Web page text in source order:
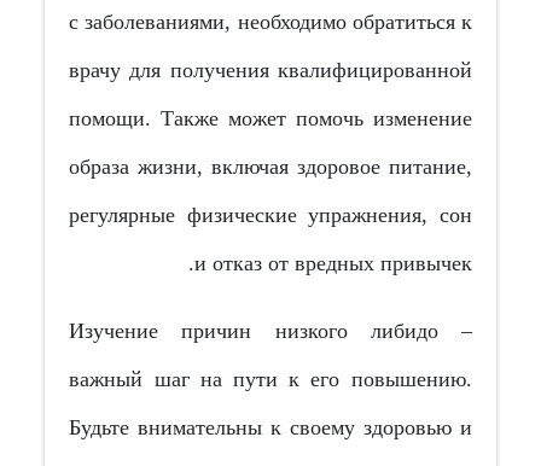
с заболеваниями, необходимо обратиться к
врачу для получения квалифицированной
помощи. Также может помочь изменение
образа жизни, включая здоровое питание,
регулярные физические упражнения, сон
и отказ от вредных привычек.
Изучение причин низкого либидо –
важный шаг на пути к его повышению.
Будьте внимательны к своему здоровью и